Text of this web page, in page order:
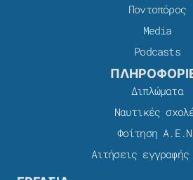
Ποντοπόρος
Media
Podcasts
Διπλώματα
Ναυτικές
Φοίτηση
Αιτήσεις